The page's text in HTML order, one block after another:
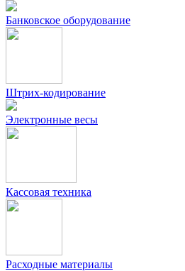
Банковское оборудование
Штрих-кодирование
Электронные весы
Кассовая техника
Расходные материалы